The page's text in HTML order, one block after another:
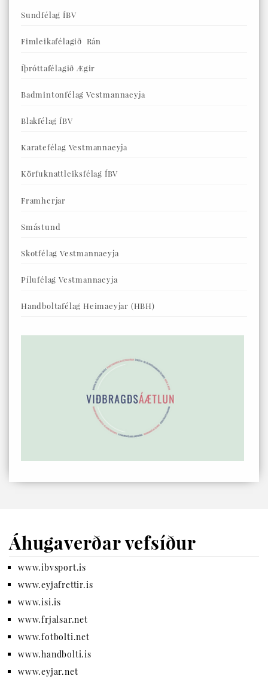
Sundfélag ÍBV
Fimleikafélagið Rán
Íþróttafélagið Ægir
Badmintonfélag Vestmannaeyja
Blakfélag ÍBV
Karatefélag Vestmannaeyja
Körfuknattleiksfélag ÍBV
Framherjar
Smástund
Skotfélag Vestmannaeyja
Pílufélag Vestmannaeyja
Handboltafélag Heimaeyjar (HBH)
Áhugaverðar vefsíður
www.ibvsport.is
www.eyjafrettir.is
www.isi.is
www.frjalsar.net
www.fotbolti.net
www.handbolti.is
www.eyjar.net